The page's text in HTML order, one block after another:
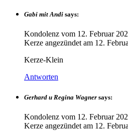
Gabi mit Andi says:
Kondolenz vom 12. Februar
Kerze angezündet am 12.
Kerze-Klein
Antworten
Gerhard u Regina Wagner says:
Kondolenz vom 12. Februar
Kerze angezündet am 12.